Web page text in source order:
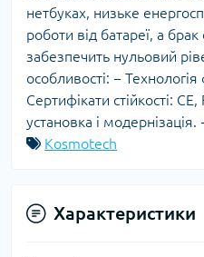
нетбуках, низьке
роботи від батареї, а
забезпечить нульовий
особливості: −
Сертифікати стійкості:
установка і
Kosmotech
Характеристики